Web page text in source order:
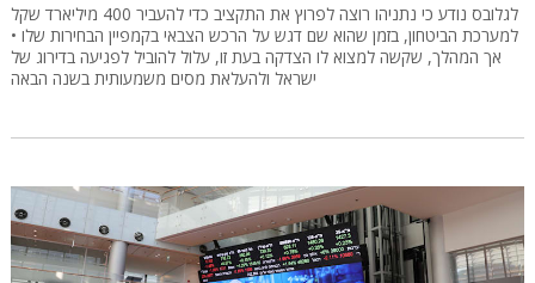
לגלובס נודע כי נתניהו רוצה לפרוץ את התקציב כדי להעביר 400 מיליארד שקל
למערכת הביטחון, בזמן שהוא שם דגש על הרכש הצבאי בקמפיין הבחירות שלו •
אך המהלך, שקשה למצוא לו הצדקה בעת זו, עלול להוביל לפגיעה בדירוג של
ישראל ולהעלאת מסים משמעותית בשנה הבאה